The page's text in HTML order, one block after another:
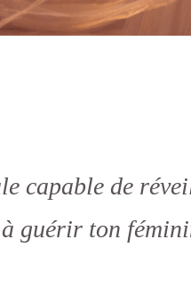
capable de
guérir ton